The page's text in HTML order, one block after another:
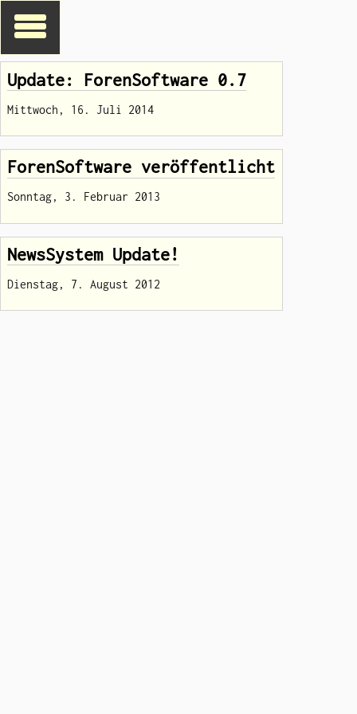
Update: ForenSoftware 0.7
Mittwoch, 16. Juli 2014
ForenSoftware veröffentlicht
Sonntag, 3. Februar 2013
NewsSystem Update!
Dienstag, 7. August 2012